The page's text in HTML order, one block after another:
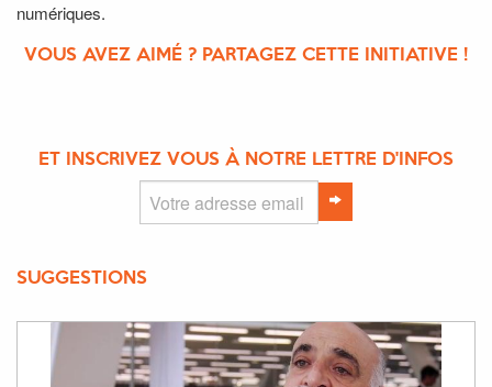
numériques.
VOUS AVEZ AIMÉ ? PARTAGEZ CETTE INITIATIVE !
ET INSCRIVEZ VOUS À NOTRE LETTRE D'INFOS
SUGGESTIONS